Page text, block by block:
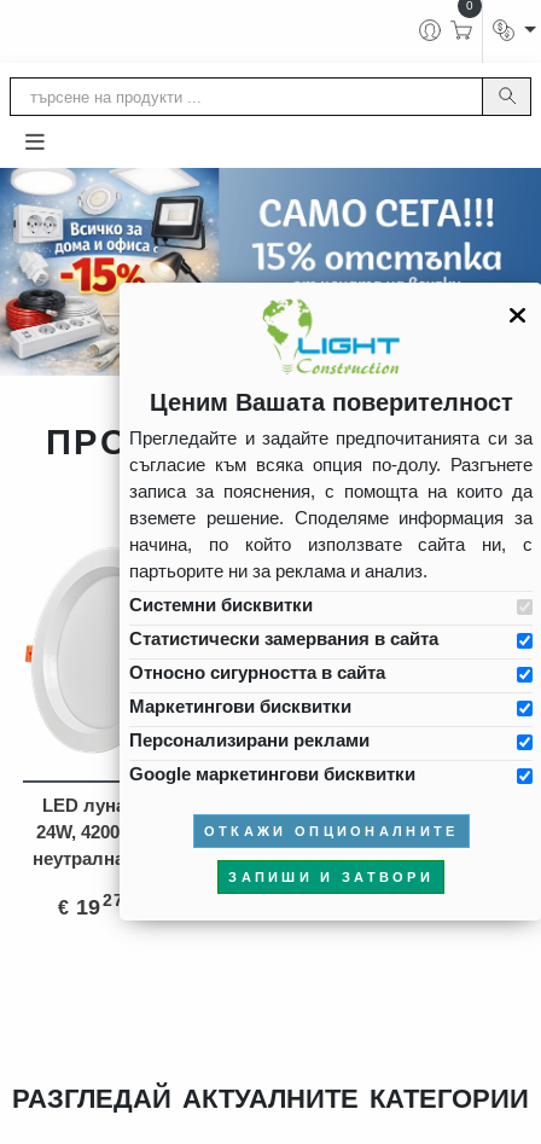
0
ПРОДУКТИ НА ФОКУС
LED луна за вграждане
24W, 4200K, 220-240V AC,
неутрална светлина, IP44
€ 1927
бутон - 10A безвинтови
клеми, бял
59 93
разгледай актуалните категории
Ценим Вашата поверителност
Прегледайте и задайте предпочитанията си за
съгласие към всяка опция по-долу. Разгънете
записа за пояснения, с помощта на които да
вземете решение. Споделяме информация за
начина, по който използвате сайта ни, с
партьорите ни за реклама и анализ.
Системни бисквитки
Статистически замервания в сайта
Относно сигурността в сайта
Маркетингови бисквитки
Персонализирани реклами
Google маркетингови бисквитки
ОТКАЖИ ОПЦИОНАЛНИТЕ
ЗАПИШИ И ЗАТВОРИ